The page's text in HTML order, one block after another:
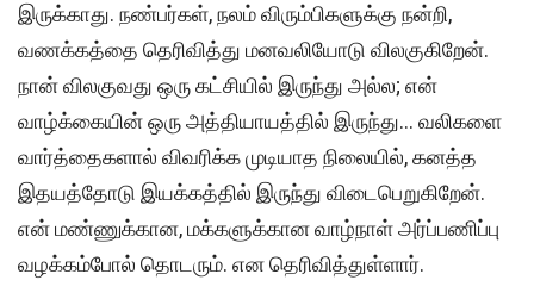
இருக்காது. நண்பர்கள், நலம் விரும்பிகளுக்கு நன்றி,
வணக்கத்தை தெரிவித்து மனவலியோடு விலகுகிறேன்.
நான் விலகுவது ஒரு கட்சியில் இருந்து அல்ல; என்
வாழ்க்கையின் ஒரு அத்தியாயத்தில் இருந்து… வலிகளை
வார்த்தைகளால் விவரிக்க முடியாத நிலையில், கனத்த
இதயத்தோடு இயக்கத்தில் இருந்து விடைபெறுகிறேன்.
என் மண்ணுக்கான, மக்களுக்கான வாழ்நாள் அர்ப்பணிப்பு
வழக்கம்போல் தொடரும். என தெரிவித்துள்ளார்.